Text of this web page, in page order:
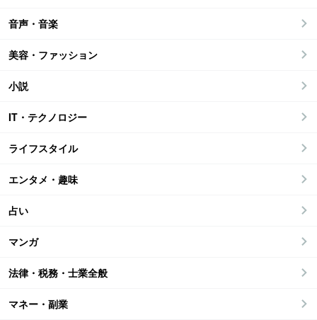
音声・音楽
美容・ファッション
小説
IT・テクノロジー
ライフスタイル
エンタメ・趣味
占い
マンガ
法律・税務・士業全般
マネー・副業